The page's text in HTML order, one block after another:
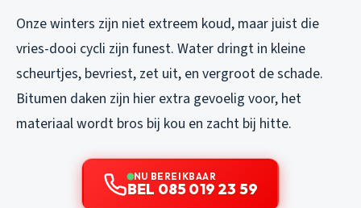
Onze winters zijn niet extreem koud, maar juist die
vries-dooi cycli zijn funest. Water dringt in kleine
scheurtjes, bevriest, zet uit, en vergroot de schade.
Bitumen daken zijn hier extra gevoelig voor, het
materiaal wordt bros bij kou en zacht bij hitte.
NU BEREIKBAAR
BEL 085 019 23 59